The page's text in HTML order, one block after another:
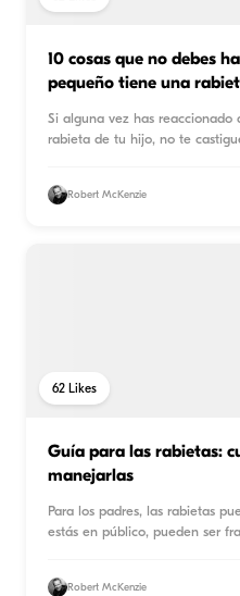
10 cosas que no debes
pequeño tiene una
Si alguna vez has
rabieta de tu hijo, no te
Robert McKenzie
62 Likes
Guía para las rabietas:
manejarlas
Para los padres, las rabietas
estás en público, pueden ser
Robert McKenzie